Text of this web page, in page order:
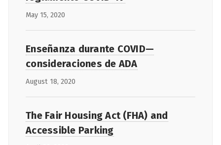
May 15, 2020
Enseñanza durante COVID—
consideraciones de ADA
August 18, 2020
The Fair Housing Act (FHA) and
Accessible Parking